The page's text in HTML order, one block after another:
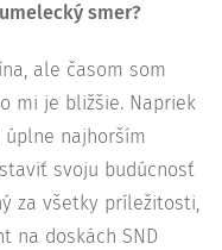
smer?
ale časom som
mi je bližšie. Napriek
najhorším
svoju budúcnosť
za všetky príležitosti,
na doskách SND